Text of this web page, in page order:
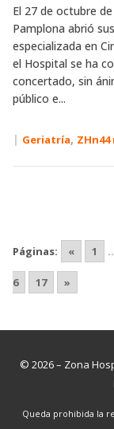
El 27 de octubre
Pamplona abrió
especializada en
el Hospital se ha
concertado, sin
público e...
| Geriatría, ZHn44
Páginas: « 1
6 17 »
© 2026 – Zona
Queda prohibida la